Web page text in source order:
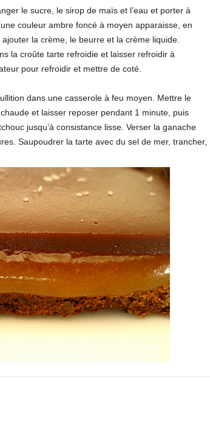
le sucre, le sirop de maïs et l’eau et porter à
couleur ambre foncé à moyen apparaisse, en
la crème, le beurre et la crème liquide.
la croûte tarte refroidie et laisser refroidir à
pour refroidir et mettre de coté.
dans une casserole à feu moyen. Mettre le
et laisser reposer pendant 1 minute, puis
jusqu’à consistance lisse. Verser la ganache
Saupoudrer la tarte avec du sel de mer, trancher,